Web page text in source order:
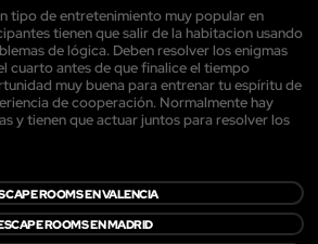
tipo de entretenimiento muy popular en
tienen que salir de la habitacion usando
de lógica. Deben resolver los enigmas
cuarto antes de que finalice el tiempo
muy buena para entrenar tu espíritu de
de cooperación. Normalmente hay
y tienen que actuar juntos para resolver los
ROOMS EN VALENCIA
ROOMS EN MADRID